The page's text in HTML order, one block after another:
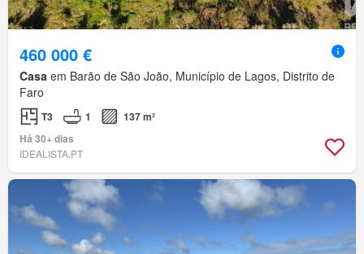
460 000 €
Casa em Barão de São João, Município de Lagos, Distrito de
Faro
T3 1
137 m²
Há 30+ dias
IDEALISTA.PT